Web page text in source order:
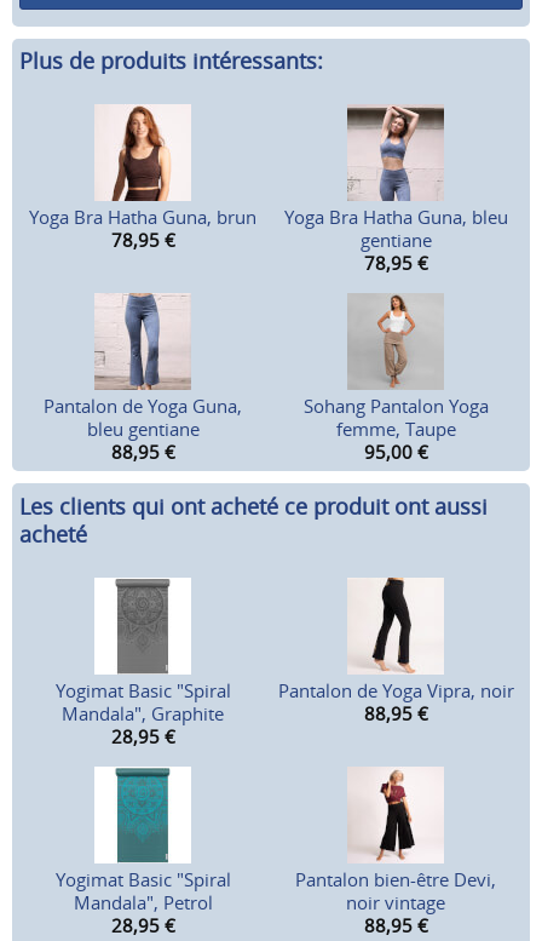
Plus de produits intéressants:
Yoga Bra Hatha Guna, brun
78,95 €
Yoga Bra Hatha Guna, bleu
gentiane
78,95 €
Pantalon de Yoga Guna,
bleu gentiane
88,95 €
Sohang Pantalon Yoga
femme, Taupe
95,00 €
Les clients qui ont acheté ce produit ont aussi
acheté
Yogimat Basic "Spiral
Mandala", Graphite
28,95 €
Pantalon de Yoga Vipra, noir
88,95 €
Yogimat Basic "Spiral
Mandala", Petrol
28,95 €
Pantalon bien-être Devi,
noir vintage
88,95 €